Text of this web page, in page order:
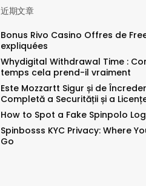
近期文章
Bonus Rivo Casino Offres de
expliquées
Whydigital Withdrawal Time :
temps cela prend-il vraiment
Este Mozzartt Sigur și de
Completă a Securității și a
How to Spot a Fake Spinpolo
Spinbosss KYC Privacy: Where
Go